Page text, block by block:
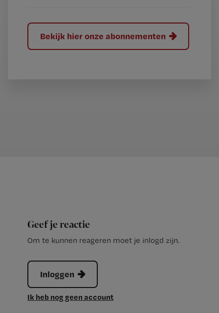
Bekijk hier onze abonnementen
Geef je reactie
Om te kunnen reageren moet je inlogd zijn.
Inloggen
Ik heb nog geen account